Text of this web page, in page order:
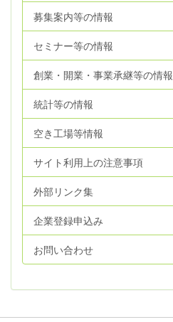
募集案内等の情報
セミナー等の情報
創業・開業・事業承継等の情報
統計等の情報
空き工場等情報
サイト利用上の注意事項
外部リンク集
企業登録申込み
お問い合わせ